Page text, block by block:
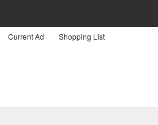
Current Ad Shopping List